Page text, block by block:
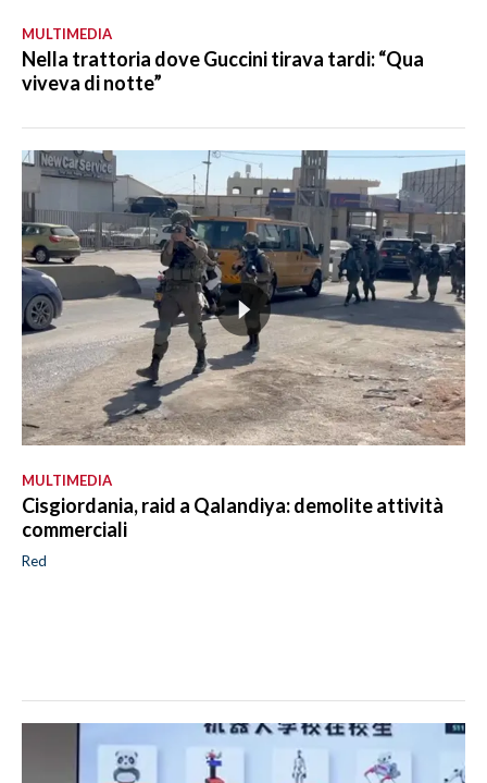
MULTIMEDIA
Nella trattoria dove Guccini tirava tardi: “Qua
viveva di notte”
MULTIMEDIA
Cisgiordania, raid a Qalandiya: demolite attività
commerciali
Red